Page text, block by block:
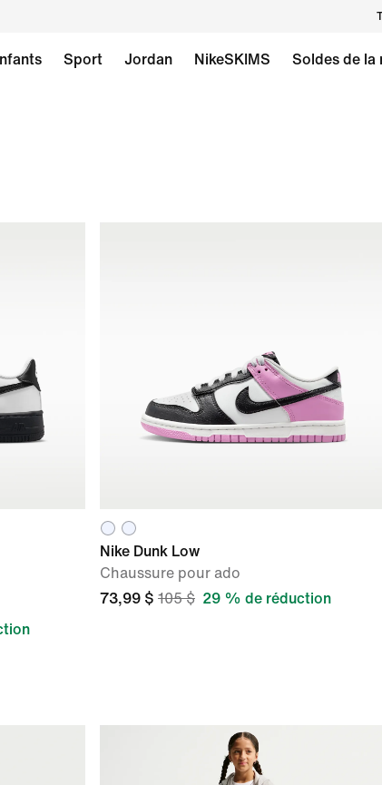
Sport Jordan NikeSKIMS
Soldes de la
Nike Dunk Low
Chaussure pour ado
73,99 $ 105 $ 29 % de réduction